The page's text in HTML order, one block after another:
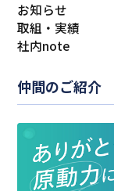
お知らせ
取組・実績
社内note
仲間のご紹介